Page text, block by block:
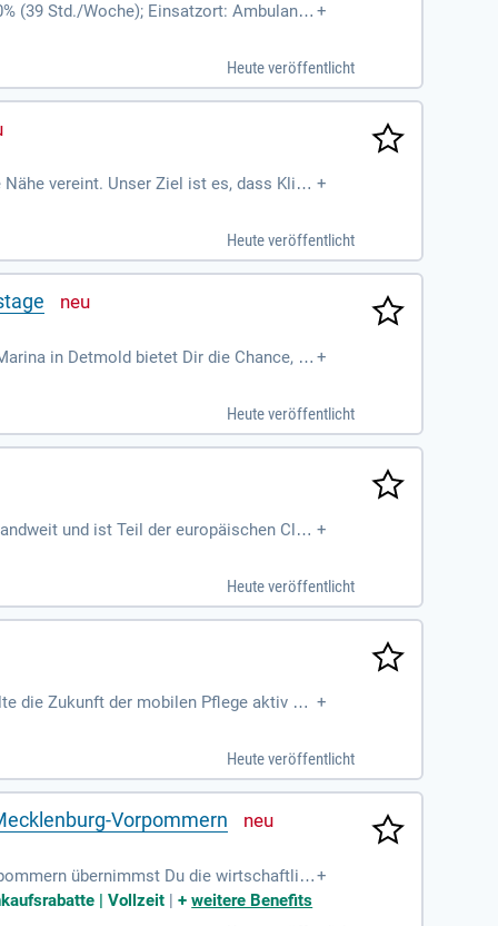
(39 Std./Woche); Einsatzort: Ambulante +
Heute veröffentlicht
vereint. Unser Ziel ist es, dass Klien
angemessene Anerkennung und faire R
Beziehungen im vertrauten Zuhause. In
Lösungen für Herausforderungen
+
Heute veröffentlicht
in Detmold bietet Dir die Chance, Te
bist ein wertvoller Teil unseres Team
dynamischen Teams und gestalte
+
Heute veröffentlicht
und ist Teil der europäischen Clari
Betreuung zu
+
Heute veröffentlicht
die Zukunft der mobilen Pflege aktiv mi
rund 22.000 Mitarbeiter:innen setzen
und ihre individuelle Situation zu versteh
und zu achten.
+
Heute veröffentlicht
Vorpommern
übernimmst Du die wirtschaftlic
es Dir, individuelle Förderbedarfe Dein
Betreuungsprozess und übernimmst die
+
| Vollzeit |+weitere Benefits